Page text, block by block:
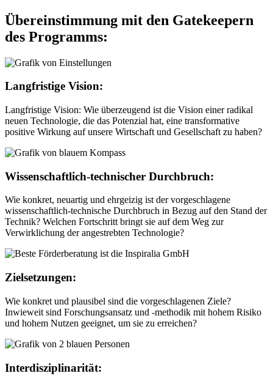
Übereinstimmung mit den Gatekeepern
des Programms:
Langfristige Vision:
Langfristige Vision: Wie überzeugend ist die Vision einer radikal
neuen Technologie, die das Potenzial hat, eine transformative
positive Wirkung auf unsere Wirtschaft und Gesellschaft zu haben?
Wissenschaftlich-technischer Durchbruch:
Wie konkret, neuartig und ehrgeizig ist der vorgeschlagene
wissenschaftlich-technische Durchbruch in Bezug auf den Stand der
Technik? Welchen Fortschritt bringt sie auf dem Weg zur
Verwirklichung der angestrebten Technologie?
Zielsetzungen:
Wie konkret und plausibel sind die vorgeschlagenen Ziele?
Inwieweit sind Forschungsansatz und -methodik mit hohem Risiko
und hohem Nutzen geeignet, um sie zu erreichen?
Interdisziplinarität: